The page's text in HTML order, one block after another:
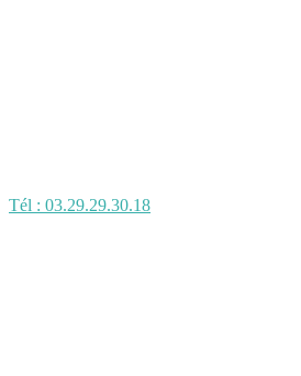
Tél : 03.29.29.30.18